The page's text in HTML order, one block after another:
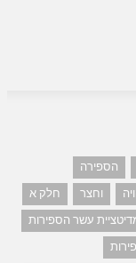
הספירה
וחצר
חלק א
עשר הספירות